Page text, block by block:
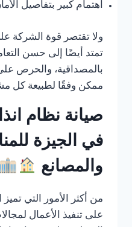
اهتمام كبير بتفاصيل
ولا تقتصر قوة الشركة
تمتد أيضًا إلى حسن
بالمصداقية، والحرص
ممكن وفقًا لطبيعة كل
في الجيزة
والمصانع
من أكثر الأمور التي
على تنفيذ الأعمال